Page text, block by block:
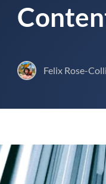
Felix Rose-